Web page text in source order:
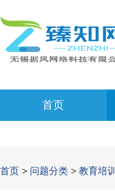
首页
首页 > 问题分类 > 教育培训